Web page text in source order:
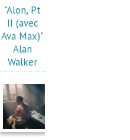
"Alon, Pt
II (avec
Ava Max)"
Alan
Walker